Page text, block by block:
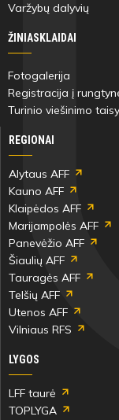
Varžybų dalyvių
ŽINIASKLAIDAI
Fotogalerija
Registracija į
Turinio viešinimo
REGIONAI
Alytaus AFF
Kauno AFF
Klaipėdos AFF
Marijampolės AFF
Panevėžio AFF
Šiaulių AFF
Tauragės AFF
Telšių AFF
Utenos AFF
Vilniaus RFS
LYGOS
LFF taurė
TOPLYGA